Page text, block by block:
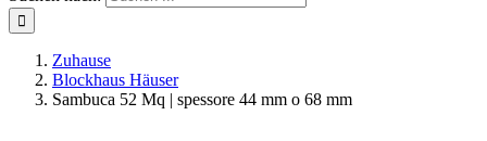
Zuhause
Blockhaus Häuser
Sambuca 52 Mq | spessore 44 mm o 68 mm